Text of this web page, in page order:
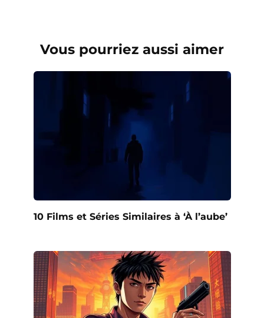
Vous pourriez aussi aimer
10 Films et Séries Similaires à ‘À l’aube’